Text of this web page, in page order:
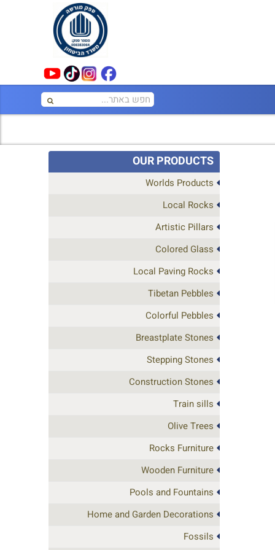
OUR PRODUCTS
Worlds Products
Local Rocks
Artistic Pillars
Colored Glass
Local Paving Rocks
Tibetan Pebbles
Colorful Pebbles
Breastplate Stones
Stepping Stones
Construction Stones
Train sills
Olive Trees
Rocks Furniture
Wooden Furniture
Pools and Fountains
Home and Garden Decorations
Fossils